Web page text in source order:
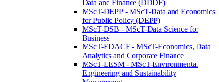
Data and Finance (DDDF)
MScT-DEPP - MScT-Data and Economics
for Public Policy (DEPP)
MScT-DSB - MScT-Data Science for
Business
MScT-EDACF - MScT-Economics, Data
Analytics and Corporate Finance
MScT-EESM - MScT-Environmental
Engineering and Sustainability